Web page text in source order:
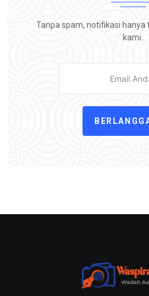
Tanpa spam, notifikasi
kami.